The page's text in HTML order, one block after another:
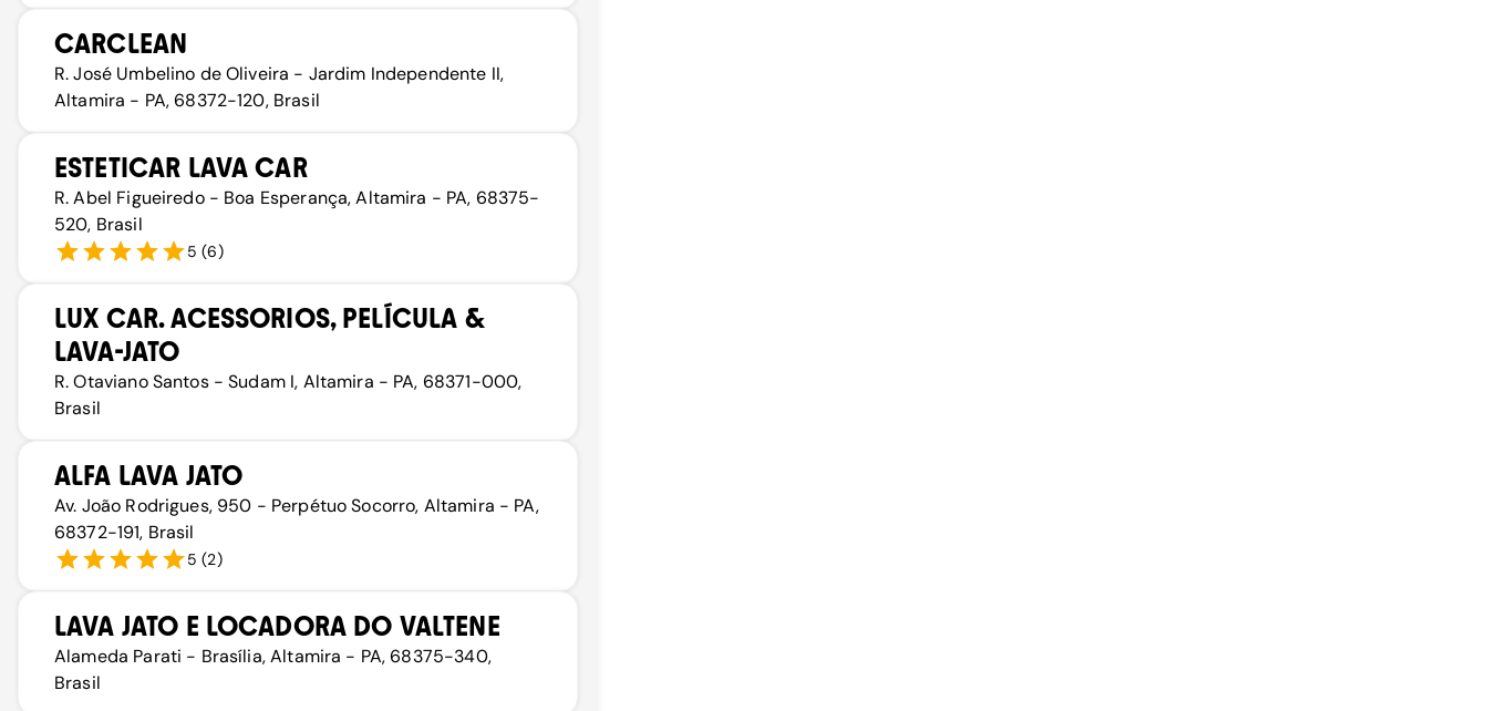
CARCLEAN
R. José Umbelino de Oliveira - Jardim Independente II,
Altamira - PA, 68372-120, Brasil
ESTETICAR LAVA CAR
R. Abel Figueiredo - Boa Esperança, Altamira - PA, 68375-
520, Brasil
5 (6)
LUX CAR. ACESSORIOS, PELÍCULA &
LAVA-JATO
R. Otaviano Santos - Sudam I, Altamira - PA, 68371-000,
Brasil
ALFA LAVA JATO
Av. João Rodrigues, 950 - Perpétuo Socorro, Altamira - PA,
68372-191, Brasil
5 (2)
LAVA JATO E LOCADORA DO VALTENE
Alameda Parati - Brasília, Altamira - PA, 68375-340,
Brasil